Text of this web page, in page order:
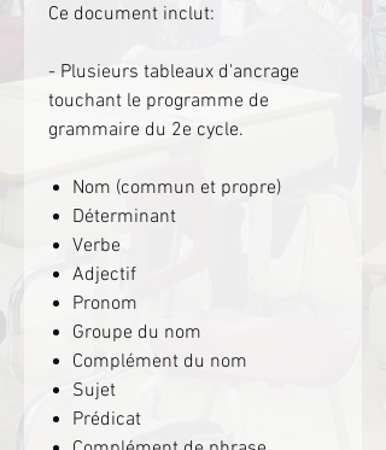
Ce document inclut:
- Plusieurs tableaux d'ancrage
touchant le programme de
grammaire du 2e cycle.
Nom (commun et propre)
Déterminant
Verbe
Adjectif
Pronom
Groupe du nom
Complément du nom
Sujet
Prédicat